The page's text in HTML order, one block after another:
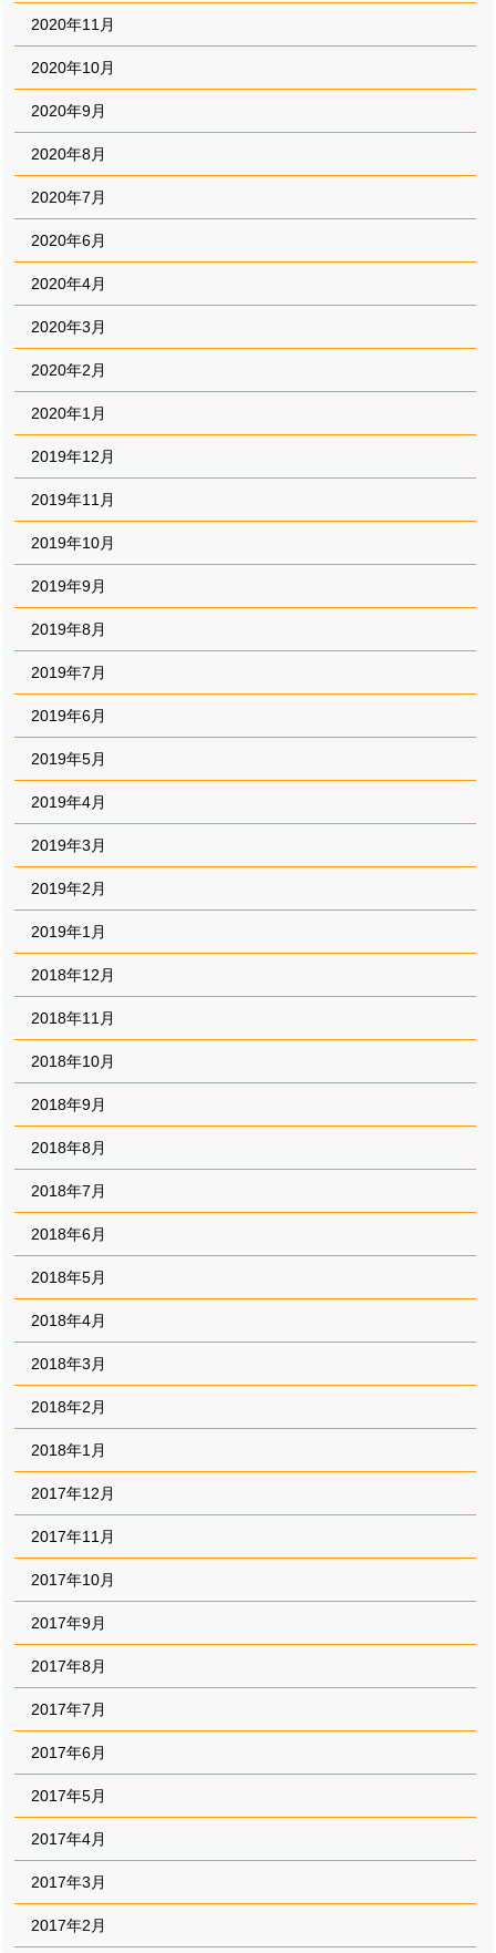
2020年11月
2020年10月
2020年9月
2020年8月
2020年7月
2020年6月
2020年4月
2020年3月
2020年2月
2020年1月
2019年12月
2019年11月
2019年10月
2019年9月
2019年8月
2019年7月
2019年6月
2019年5月
2019年4月
2019年3月
2019年2月
2019年1月
2018年12月
2018年11月
2018年10月
2018年9月
2018年8月
2018年7月
2018年6月
2018年5月
2018年4月
2018年3月
2018年2月
2018年1月
2017年12月
2017年11月
2017年10月
2017年9月
2017年8月
2017年7月
2017年6月
2017年5月
2017年4月
2017年3月
2017年2月